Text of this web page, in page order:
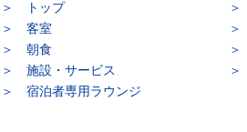
トップ
客室
朝食
施設・サービス
宿泊者専用ラウンジ